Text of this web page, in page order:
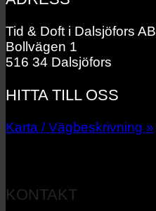
Tid & Doft i Dalsjöfors AB
Bollvägen 1
516 34 Dalsjöfors
HITTA TILL OSS
Karta / Vägbeskrivning »
KONTAKT